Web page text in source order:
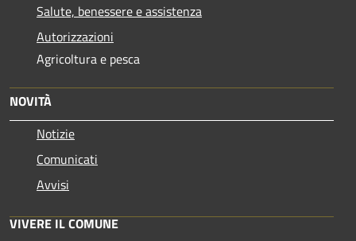
Salute, benessere e assistenza
Autorizzazioni
Agricoltura e pesca
NOVITÀ
Notizie
Comunicati
Avvisi
VIVERE IL COMUNE